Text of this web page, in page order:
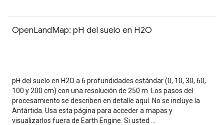
OpenLandMap: pH del suelo en H2O
pH del suelo en H2O a 6 profundidades estándar (0, 10, 30, 60,
100 y 200 cm) con una resolución de 250 m. Los pasos del
procesamiento se describen en detalle aquí. No se incluye la
Antártida. Usa esta página para acceder a mapas y
visualizarlos fuera de Earth Engine. Si usted …